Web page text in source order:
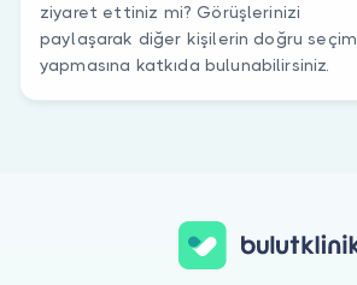
ziyaret ettiniz mi? Görüşlerinizi
paylaşarak diğer kişilerin doğru seçim
yapmasına katkıda bulunabilirsiniz.